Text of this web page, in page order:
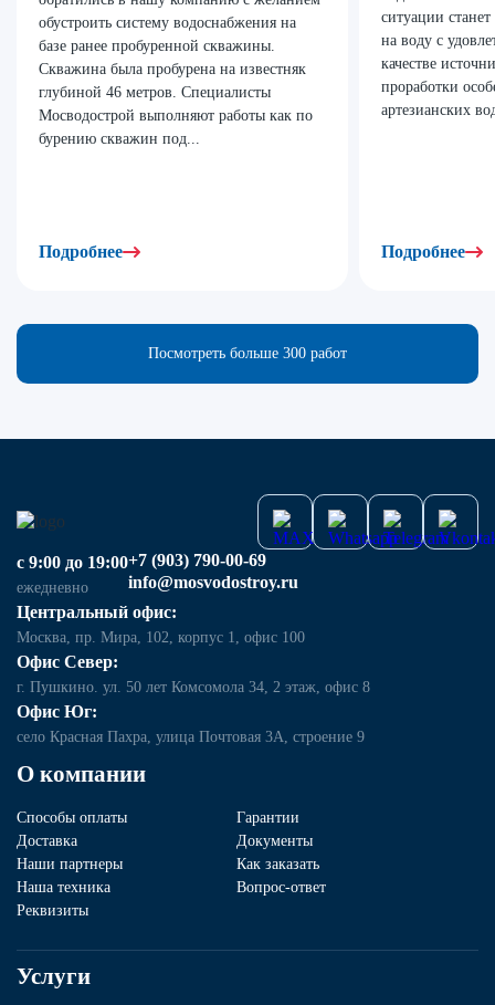
обустроить систему водоснабжения на
базе ранее пробуренной скважины.
Скважина была пробурена на известняк
глубиной 46 метров. Специалисты
Мосводострой выполняют работы как по
бурению скважин под...
Подробнее
ситуации
на воду с
качестве
проработки
артезианских
Подробнее
Посмотреть больше 300 работ
О компании
Способы оплаты
Гарантии
Доставка
Документы
Наши партнеры
Как заказать
Наша техника
Вопрос-ответ
Реквизиты
Услуги
с 9:00 до 19:00
ежедневно
+7 (903) 790-00-69
info@mosvodostroy.ru
Центральный офис:
Москва, пр. Мира, 102, корпус 1, офис 100
Офис Север:
г. Пушкино. ул. 50 лет Комсомола 34, 2 этаж, офис 8
Офис Юг:
село Красная Пахра, улица Почтовая 3А, строение 9